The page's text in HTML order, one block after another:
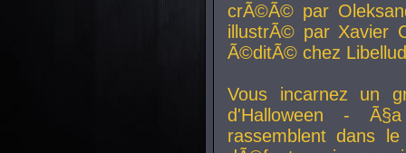
crÃ©Ã© par
illustrÃ© par Xavier
Ã©ditÃ© chez
Vous incarnez un
d'Halloween -
rassemblent dans